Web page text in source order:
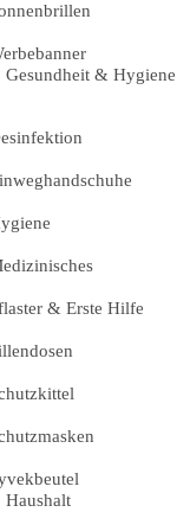
Gesundheit & Hygiene
& Erste Hilfe
Haushalt